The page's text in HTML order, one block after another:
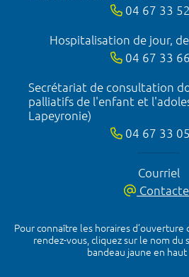
04 67 33
Hospitalisation de jour,
04 67 33
Secrétariat de consultation
palliatifs de l'enfant et
Lapeyronie)
04 67 33
Courriel
Pour connaître les horaires
rendez-vous, cliquez sur le nom du
bandeau jaune en haut